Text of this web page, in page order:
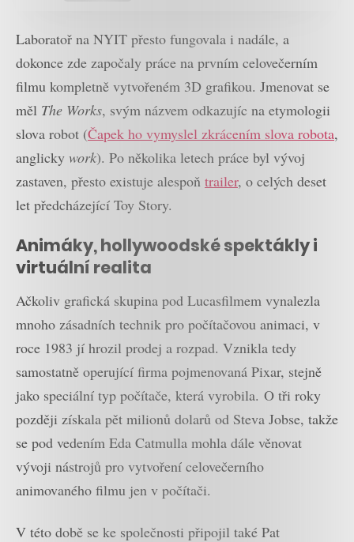
Laboratoř na NYIT přesto fungovala i nadále, a
dokonce zde započaly práce na prvním celovečerním
filmu kompletně vytvořeném 3D grafikou. Jmenovat se
měl The Works, svým názvem odkazujíc na etymologii
slova robot (Čapek ho vymyslel zkrácením slova robota,
anglicky work). Po několika letech práce byl vývoj
zastaven, přesto existuje alespoň trailer, o celých deset
let předcházející Toy Story.
Animáky, hollywoodské spektákly i
virtuální realita
Ačkoliv grafická skupina pod Lucasfilmem vynalezla
mnoho zásadních technik pro počítačovou animaci, v
roce 1983 jí hrozil prodej a rozpad. Vznikla tedy
samostatně operující firma pojmenovaná Pixar, stejně
jako speciální typ počítače, která vyrobila. O tři roky
později získala pět milionů dolarů od Steva Jobse, takže
se pod vedením Eda Catmulla mohla dále věnovat
vývoji nástrojů pro vytvoření celovečerního
animovaného filmu jen v počítači.
V této době se ke společnosti připojil také Pat